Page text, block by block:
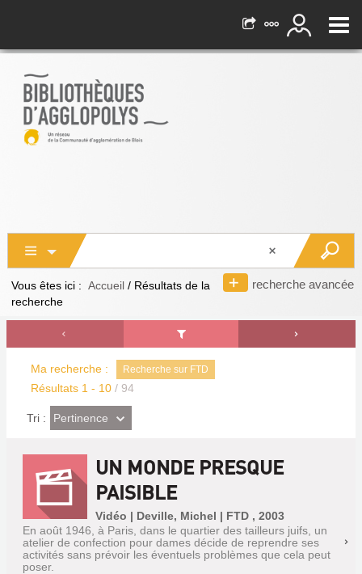
recherche avancée
Vous êtes ici : Accueil / Résultats de la
recherche
Ma recherche : Recherche sur FTD
Résultats 1 - 10 / 94
Tri : (Effet
imédiat)
Pertinence
UN MONDE PRESQUE
PAISIBLE
Vidéo | Deville, Michel | FTD , 2003
En août 1946, à Paris, dans le quartier des tailleurs juifs, un
atelier de confection pour dames décide de reprendre ses
activités sans prévoir les éventuels problèmes que cela peut
poser.